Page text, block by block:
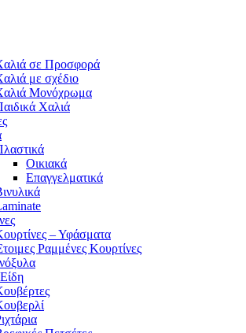
σε Προσφορά
με σχέδιο
Μονόχρωμα
Χαλιά
Οικιακά
Επαγγελματικά
– Υφάσματα
Ραμμένες Κουρτίνες